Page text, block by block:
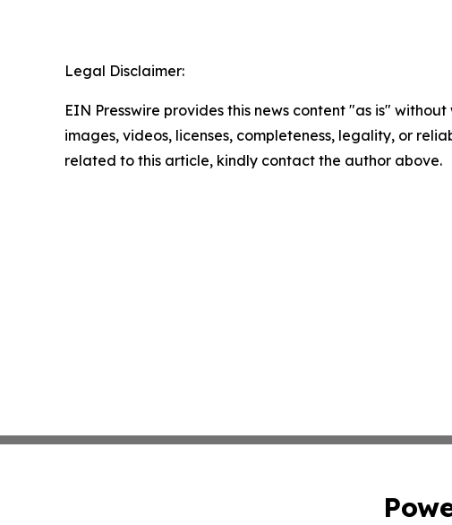
Legal Disclaimer:
EIN Presswire provides this news content "as is"
images, videos, licenses, completeness, legality, or
related to this article, kindly contact the author above.